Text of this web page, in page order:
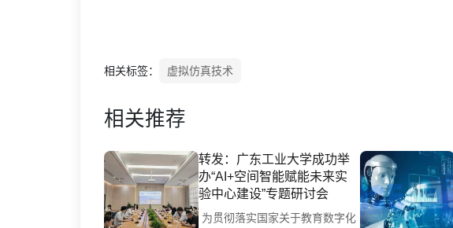
相关标签： 虚拟仿真技术
相关推荐
转发：广东工业大学成功举
办“AI+空间智能赋能未来实
验中心建设”专题研讨会
为贯彻落实国家关于教育数字化